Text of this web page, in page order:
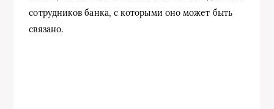
сотрудников банка, с которыми оно может быть
связано.